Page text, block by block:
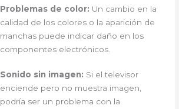
Problemas de color: Un cambio en la
calidad de los colores o la aparición de
manchas puede indicar daño en los
componentes electrónicos.
Sonido sin imagen: Si el televisor
enciende pero no muestra imagen,
podría ser un problema con la